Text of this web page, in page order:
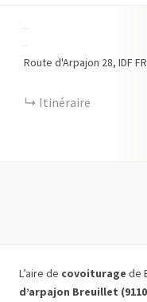
Route d'Arpajon 28 IDF FR
Itinéraire
L’aire de covoiturage de
d’arpajon Breuillet